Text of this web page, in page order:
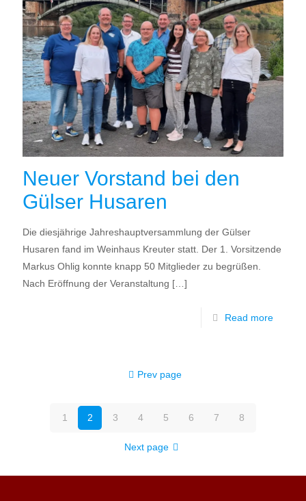
Neuer Vorstand bei den
Gülser Husaren
Die diesjährige Jahreshauptversammlung der Gülser
Husaren fand im Weinhaus Kreuter statt. Der 1. Vorsitzende
Markus Ohlig konnte knapp 50 Mitglieder zu begrüßen.
Nach Eröffnung der Veranstaltung […]
Read more
Prev page
1 2 3 4 5 6 7 8
Next page